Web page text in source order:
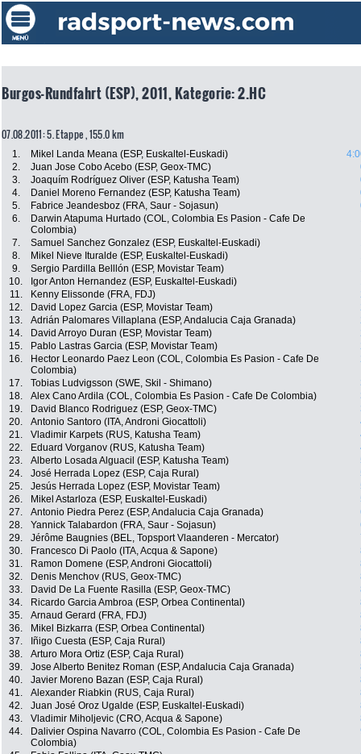
Burgos-Rundfahrt (ESP), 2011, Kategorie: 2.HC
07.08.2011: 5. Etappe , 155.0 km
1. Mikel Landa Meana (ESP, Euskaltel-Euskadi)
2.
Juan Jose Cobo Acebo (ESP, Geox-TMC)
3.
Joaquím Rodríguez Oliver (ESP, Katusha Team)
4.
Daniel Moreno Fernandez (ESP, Katusha Team)
5.
Fabrice Jeandesboz (FRA, Saur - Sojasun)
6.
Darwin Atapuma Hurtado (COL, Colombia Es Pasion - Cafe De
Colombia)
7. Samuel Sanchez Gonzalez (ESP, Euskaltel-Euskadi)
8.
Mikel Nieve Ituralde (ESP, Euskaltel-Euskadi)
9.
Sergio Pardilla Belllón (ESP, Movistar Team)
10.
Igor Anton Hernandez (ESP, Euskaltel-Euskadi)
11.
Kenny Elissonde (FRA, FDJ)
12.
David Lopez Garcia (ESP, Movistar Team)
13.
Adrián Palomares Villaplana (ESP, Andalucia Caja Granada)
14.
David Arroyo Duran (ESP, Movistar Team)
15.
Pablo Lastras Garcia (ESP, Movistar Team)
16.
Hector Leonardo Paez Leon (COL, Colombia Es Pasion - Cafe De
Colombia)
17. Tobias Ludvigsson (SWE, Skil - Shimano)
18.
Alex Cano Ardila (COL, Colombia Es Pasion - Cafe De Colombia)
19.
David Blanco Rodriguez (ESP, Geox-TMC)
20.
Antonio Santoro (ITA, Androni Giocattoli)
21.
Vladimir Karpets (RUS, Katusha Team)
22.
Eduard Vorganov (RUS, Katusha Team)
23.
Alberto Losada Alguacil (ESP, Katusha Team)
24.
José Herrada Lopez (ESP, Caja Rural)
25.
Jesús Herrada Lopez (ESP, Movistar Team)
26.
Mikel Astarloza (ESP, Euskaltel-Euskadi)
27.
Antonio Piedra Perez (ESP, Andalucia Caja Granada)
28.
Yannick Talabardon (FRA, Saur - Sojasun)
29.
Jérôme Baugnies (BEL, Topsport Vlaanderen - Mercator)
30.
Francesco Di Paolo (ITA, Acqua & Sapone)
31.
Ramon Domene (ESP, Androni Giocattoli)
32.
Denis Menchov (RUS, Geox-TMC)
33.
David De La Fuente Rasilla (ESP, Geox-TMC)
34.
Ricardo Garcia Ambroa (ESP, Orbea Continental)
35.
Arnaud Gerard (FRA, FDJ)
36.
Mikel Bizkarra (ESP, Orbea Continental)
37.
Iñigo Cuesta (ESP, Caja Rural)
38.
Arturo Mora Ortiz (ESP, Caja Rural)
39.
Jose Alberto Benitez Roman (ESP, Andalucia Caja Granada)
40.
Javier Moreno Bazan (ESP, Caja Rural)
41.
Alexander Riabkin (RUS, Caja Rural)
42.
Juan José Oroz Ugalde (ESP, Euskaltel-Euskadi)
43.
Vladimir Miholjevic (CRO, Acqua & Sapone)
44.
Dalivier Ospina Navarro (COL, Colombia Es Pasion - Cafe De
Colombia)